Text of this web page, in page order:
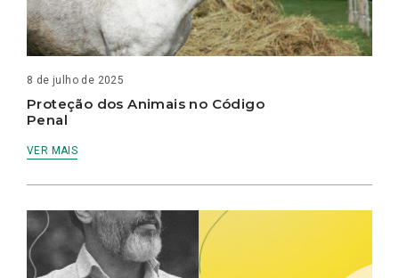
8 de julho de 2025
Proteção dos Animais no Código
Penal
VER MAIS